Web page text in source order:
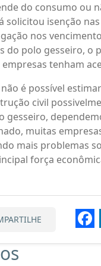
do consumo ou
solicitou isenção
nos
do polo gesseiro, o
empresas tenham
não é possível
civil
gesseiro,
muitas
mais problemas
força